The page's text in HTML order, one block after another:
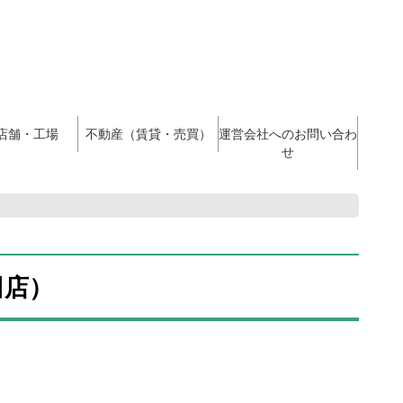
舗・工場 不動産（賃貸・売買）
運営会社へのお問い合わ
せ
）